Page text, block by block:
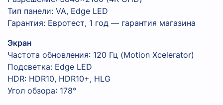
Тип панели: VA, Edge LED
Гарантия: Евротест, 1 год — гарантия магазина
Экран
Частота обновления: 120 Гц (Motion Xcelerator)
Подсветка: Edge LED
HDR: HDR10, HDR10+, HLG
Угол обзора: 178°